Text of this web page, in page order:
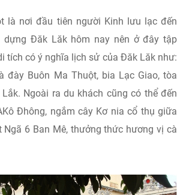
là nơi đầu tiên người Kinh lưu lạc đến
dựng Đăk Lăk hôm nay nên ở đây tập
tích có ý nghĩa lịch sử của Đăk Lăk như:
đày Buôn Ma Thuột, bia Lạc Giao, tòa
Ngoài ra du khách cũng có thể đến
Đhông, ngắm cây Kơ nia cổ thụ giữa
Ngã 6 Ban Mê, thưởng thức hương vị cà